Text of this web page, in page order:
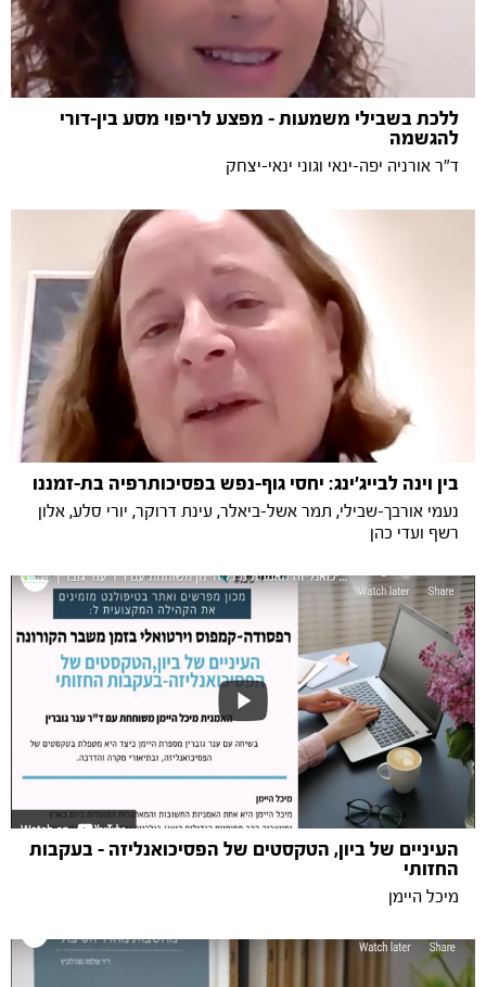
ללכת בשבילי משמעות - מפצע לריפוי מסע בין-דורי
להגשמה
ד"ר אורניה יפה-ינאי וגוני ינאי-יצחק
בין וינה לבייג'ינג: יחסי גוף-נפש בפסיכותרפיה בת-זמננו
נעמי אורבך-שבילי, תמר אשל-ביאלר, עינת דרוקר, יורי סלע, אלון
רשף ועדי כהן
העיניים של ביון, הטקסטים של הפסיכואנליזה - בעקבות
החזותי
מיכל היימן